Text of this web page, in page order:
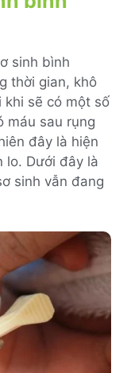
sinh bình
thời gian, khô
khi sẽ có một số
máu sau rụng
đây là hiện
lo. Dưới đây là
sinh vẫn đang